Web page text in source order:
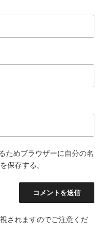
ためブラウザーに自分の名
保存する。
されますのでご注意くだ